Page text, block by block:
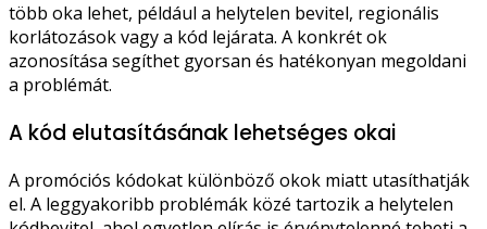
több oka lehet, például a helytelen bevitel, regionális
korlátozások vagy a kód lejárata. A konkrét ok
azonosítása segíthet gyorsan és hatékonyan megoldani
a problémát.
A kód elutasításának lehetséges okai
A promóciós kódokat különböző okok miatt utasíthatják
el. A leggyakoribb problémák közé tartozik a helytelen